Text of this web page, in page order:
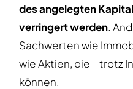
des angelegten
verringert werden.
Sachwerten wie
wie Aktien, die – trotz
können.